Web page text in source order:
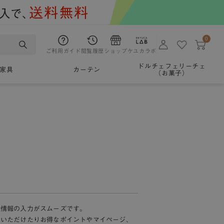
ご利用ガイド 閲覧履歴 ショップケユカラボ
0
家具 カーテン
ドルチェフェリーチェ
（お菓子）
報の入力がスムーズです。
ただけたりお得なポイントやマイページ、